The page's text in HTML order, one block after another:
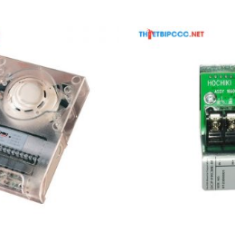
báo cháy 40 kênh Hochiki RPQ-
ưu điểm và những